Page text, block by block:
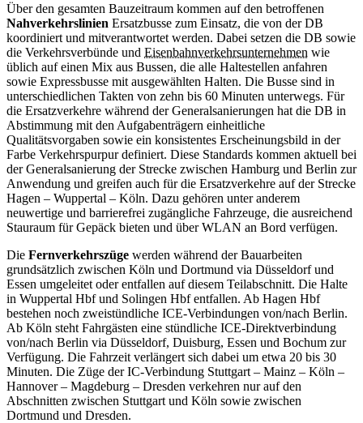
Über den gesamten Bauzeitraum kommen auf den betroffenen
Nahverkehrslinien Ersatzbusse zum Einsatz, die von der DB
koordiniert und mitverantwortet werden. Dabei setzen die DB sowie
die Verkehrsverbünde und Eisenbahnverkehrsunternehmen wie
üblich auf einen Mix aus Bussen, die alle Haltestellen anfahren
sowie Expressbusse mit ausgewählten Halten. Die Busse sind in
unterschiedlichen Takten von zehn bis 60 Minuten unterwegs. Für
die Ersatzverkehre während der Generalsanierungen hat die DB in
Abstimmung mit den Aufgabenträgern einheitliche
Qualitätsvorgaben sowie ein konsistentes Erscheinungsbild in der
Farbe Verkehrspurpur definiert. Diese Standards kommen aktuell bei
der Generalsanierung der Strecke zwischen Hamburg und Berlin zur
Anwendung und greifen auch für die Ersatzverkehre auf der Strecke
Hagen – Wuppertal – Köln. Dazu gehören unter anderem
neuwertige und barrierefrei zugängliche Fahrzeuge, die ausreichend
Stauraum für Gepäck bieten und über WLAN an Bord verfügen.
Die Fernverkehrszüge werden während der Bauarbeiten
grundsätzlich zwischen Köln und Dortmund via Düsseldorf und
Essen umgeleitet oder entfallen auf diesem Teilabschnitt. Die Halte
in Wuppertal Hbf und Solingen Hbf entfallen. Ab Hagen Hbf
bestehen noch zweistündliche ICE-Verbindungen von/nach Berlin.
Ab Köln steht Fahrgästen eine stündliche ICE-Direktverbindung
von/nach Berlin via Düsseldorf, Duisburg, Essen und Bochum zur
Verfügung. Die Fahrzeit verlängert sich dabei um etwa 20 bis 30
Minuten. Die Züge der IC-Verbindung Stuttgart – Mainz – Köln –
Hannover – Magdeburg – Dresden verkehren nur auf den
Abschnitten zwischen Stuttgart und Köln sowie zwischen
Dortmund und Dresden.